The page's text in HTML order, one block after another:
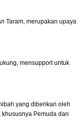
Taram, merupakan upaya
mensupport untuk
yang diberikan oleh
Pemuda dan